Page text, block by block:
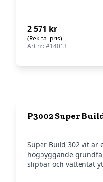
2 571 kr
(Rek ca. pris)
Art nr: #14013
P3002 Super
Super Build 302 vit är
högbyggande
slipbar och vattentät